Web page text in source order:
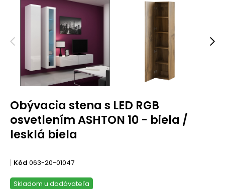
Obývacia stena s LED RGB
osvetlením ASHTON 10 - biela /
lesklá biela
Kód 063-20-01047
Skladom u dodávateľa